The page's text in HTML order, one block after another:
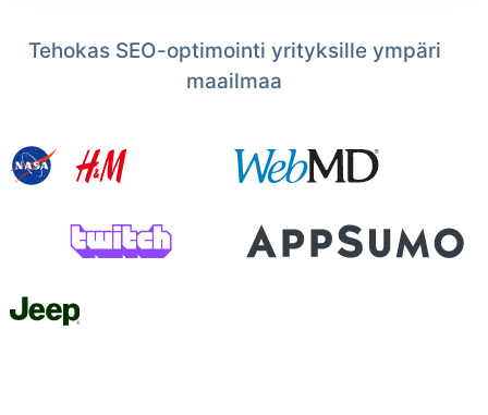
Tehokas SEO-optimointi yrityksille ympäri
maailmaa